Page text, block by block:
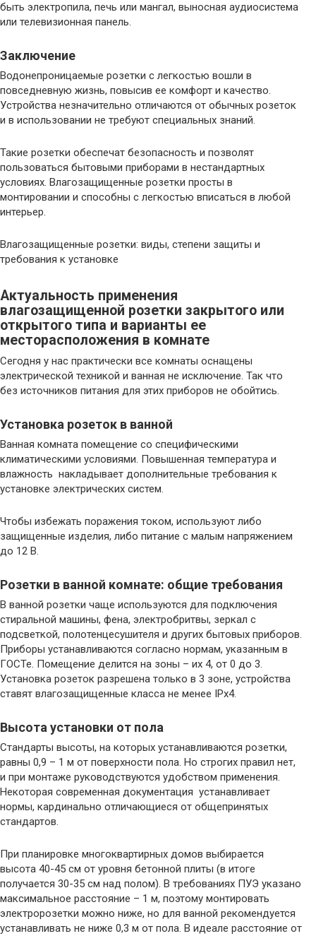
быть электропила, печь или мангал, выносная аудиосистема
или телевизионная панель.
Заключение
Водонепроницаемые розетки с легкостью вошли в
повседневную жизнь, повысив ее комфорт и качество.
Устройства незначительно отличаются от обычных розеток
и в использовании не требуют специальных знаний.
Такие розетки обеспечат безопасность и позволят
пользоваться бытовыми приборами в нестандартных
условиях. Влагозащищенные розетки просты в
монтировании и способны с легкостью вписаться в любой
интерьер.
Влагозащищенные розетки: виды, степени защиты и
требования к установке
Актуальность применения
влагозащищенной розетки закрытого или
открытого типа и варианты ее
месторасположения в комнате
Сегодня у нас практически все комнаты оснащены
электрической техникой и ванная не исключение. Так что
без источников питания для этих приборов не обойтись.
Установка розеток в ванной
Ванная комната помещение со специфическими
климатическими условиями. Повышенная температура и
влажность накладывает дополнительные требования к
установке электрических систем.
Чтобы избежать поражения током, используют либо
защищенные изделия, либо питание с малым напряжением
до 12 В.
Розетки в ванной комнате: общие требования
В ванной розетки чаще используются для подключения
стиральной машины, фена, электробритвы, зеркал с
подсветкой, полотенцесушителя и других бытовых приборов.
Приборы устанавливаются согласно нормам, указанным в
ГОСТе. Помещение делится на зоны – их 4, от 0 до 3.
Установка розеток разрешена только в 3 зоне, устройства
ставят влагозащищенные класса не менее IPx4.
Высота установки от пола
Стандарты высоты, на которых устанавливаются розетки,
равны 0,9 – 1 м от поверхности пола. Но строгих правил нет,
и при монтаже руководствуются удобством применения.
Некоторая современная документация устанавливает
нормы, кардинально отличающиеся от общепринятых
стандартов.
При планировке многоквартирных домов выбирается
высота 40-45 см от уровня бетонной плиты (в итоге
получается 30-35 см над полом). В требованиях ПУЭ указано
максимальное расстояние – 1 м, поэтому монтировать
электророзетки можно ниже, но для ванной рекомендуется
устанавливать не ниже 0,3 м от пола. В идеале расстояние от